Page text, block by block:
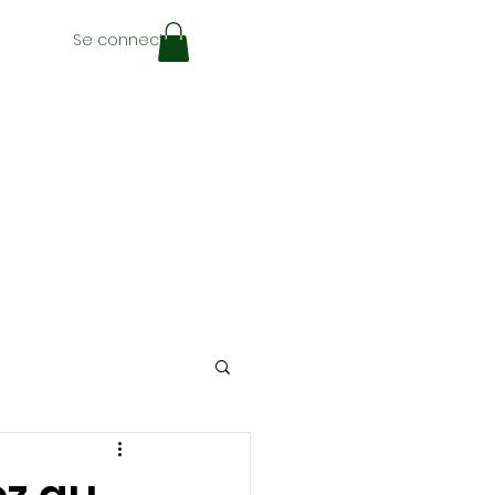
Se connecter